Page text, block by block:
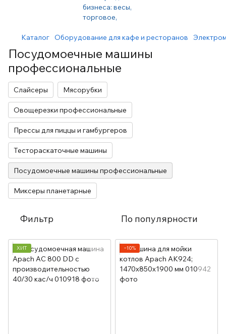
Каталог Оборудование для кафе и ресторанов
Посудомоечные машины
профессиональные
Слайсеры Мясорубки
Овощерезки профессиональные
Прессы для пиццы и гамбургеров
Тестораскаточные машины
Посудомоечные машины профессиональные
Миксеры планетарные
Фильтр По популярности
ХИТ −10%